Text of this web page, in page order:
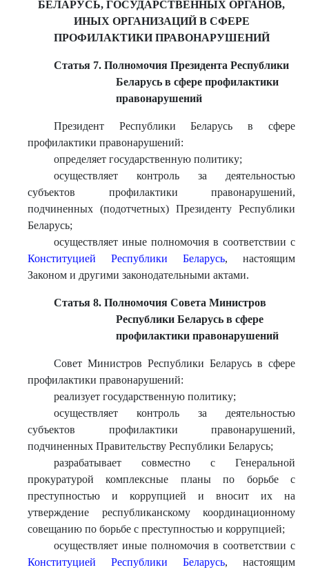
БЕЛАРУСЬ, ГОСУДАРСТВЕННЫХ ОРГАНОВ,
ИНЫХ ОРГАНИЗАЦИЙ В СФЕРЕ
ПРОФИЛАКТИКИ ПРАВОНАРУШЕНИЙ
Статья 7. Полномочия Президента Республики
Беларусь в сфере профилактики
правонарушений
Президент Республики Беларусь в сфере
профилактики правонарушений:
определяет государственную политику;
осуществляет контроль за деятельностью
субъектов профилактики правонарушений,
подчиненных (подотчетных) Президенту Республики
Беларусь;
осуществляет иные полномочия в соответствии с
Конституцией Республики Беларусь, настоящим
Законом и другими законодательными актами.
Статья 8. Полномочия Совета Министров
Республики Беларусь в сфере
профилактики правонарушений
Совет Министров Республики Беларусь в сфере
профилактики правонарушений:
реализует государственную политику;
осуществляет контроль за деятельностью
субъектов профилактики правонарушений,
подчиненных Правительству Республики Беларусь;
разрабатывает совместно с Генеральной
прокуратурой комплексные планы по борьбе с
преступностью и коррупцией и вносит их на
утверждение республиканскому координационному
совещанию по борьбе с преступностью и коррупцией;
осуществляет иные полномочия в соответствии с
Конституцией Республики Беларусь, настоящим